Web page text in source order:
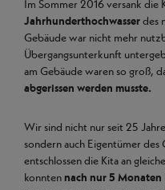
Im Sommer 2016 versank die
Jahrhunderthochwasserdes
Gebäude war nicht mehr
Übergangsunterkunft
am Gebäude waren so groß,
abgerissen werden musste.
Wir sind nicht nur seit 25
sondern auch Eigentümer des
entschlossen die Kita an
konnten nach nur 5